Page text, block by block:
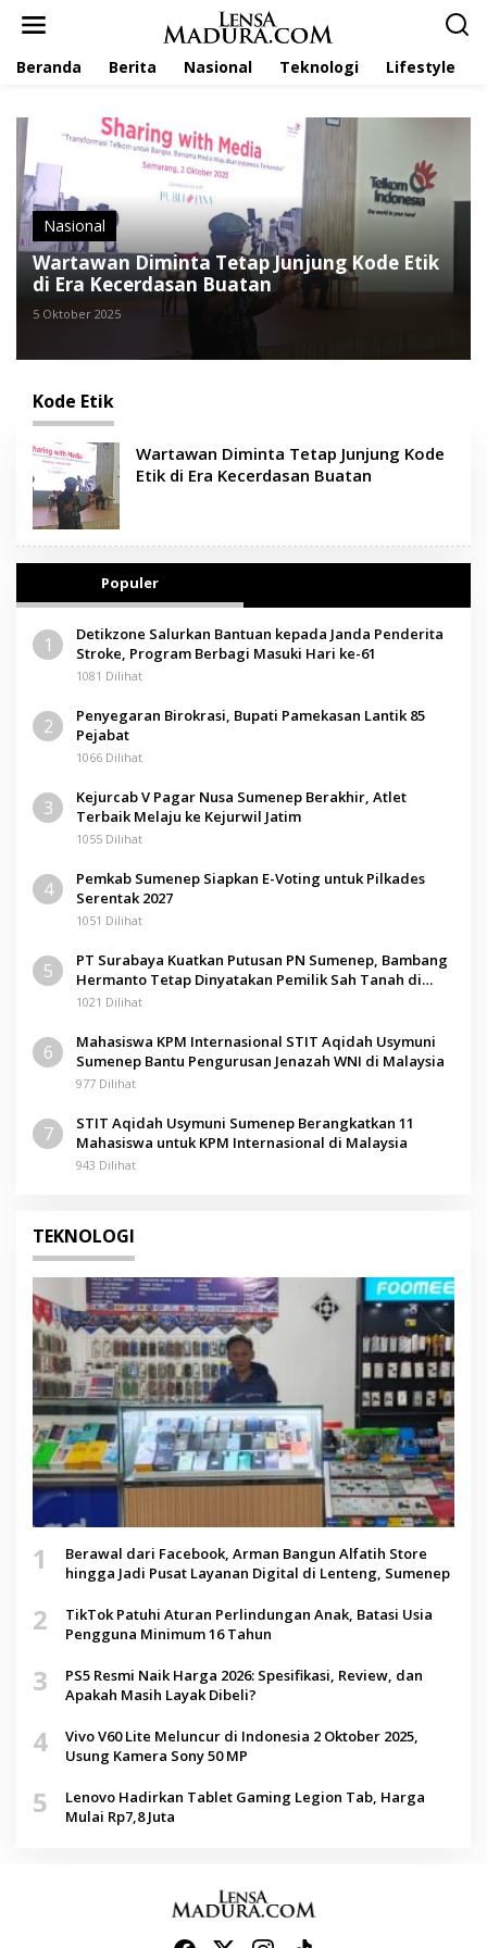
Beranda Berita Nasional Teknologi Lifestyle
Nasional
Wartawan Diminta Tetap Junjung Kode Etik
di Era Kecerdasan Buatan
5 Oktober 2025
Kode Etik
Wartawan Diminta Tetap Junjung Kode
Etik di Era Kecerdasan Buatan
Populer
1
Detikzone Salurkan Bantuan kepada Janda Penderita
Stroke, Program Berbagi Masuki Hari ke-61
1081 Dilihat
2
Penyegaran Birokrasi, Bupati Pamekasan Lantik 85
Pejabat
1066 Dilihat
3
Kejurcab V Pagar Nusa Sumenep Berakhir, Atlet
Terbaik Melaju ke Kejurwil Jatim
1055 Dilihat
4
Pemkab Sumenep Siapkan E-Voting untuk Pilkades
Serentak 2027
1051 Dilihat
5
PT Surabaya Kuatkan Putusan PN Sumenep, Bambang
Hermanto Tetap Dinyatakan Pemilik Sah Tanah di
Pamolokan
1021 Dilihat
6
Mahasiswa KPM Internasional STIT Aqidah Usymuni
Sumenep Bantu Pengurusan Jenazah WNI di Malaysia
977 Dilihat
7
STIT Aqidah Usymuni Sumenep Berangkatkan 11
Mahasiswa untuk KPM Internasional di Malaysia
943 Dilihat
TEKNOLOGI
1
Berawal dari Facebook, Arman Bangun Alfatih Store
hingga Jadi Pusat Layanan Digital di Lenteng, Sumenep
2
TikTok Patuhi Aturan Perlindungan Anak, Batasi Usia
Pengguna Minimum 16 Tahun
3
PS5 Resmi Naik Harga 2026: Spesifikasi, Review, dan
Apakah Masih Layak Dibeli?
4
Vivo V60 Lite Meluncur di Indonesia 2 Oktober 2025,
Usung Kamera Sony 50 MP
5
Lenovo Hadirkan Tablet Gaming Legion Tab, Harga
Mulai Rp7,8 Juta